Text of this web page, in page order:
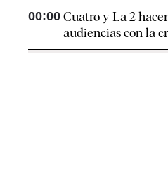
00:00 Cuatro y La 2
audiencias con la